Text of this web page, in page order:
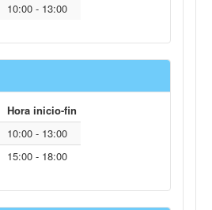
10:00 - 13:00
Hora inicio-fin
10:00 - 13:00
15:00 - 18:00